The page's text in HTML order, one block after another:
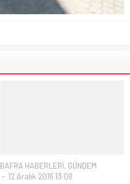
BAFRA HABERLERİ, GÜNDEM
12 Aralık 2016 13:08